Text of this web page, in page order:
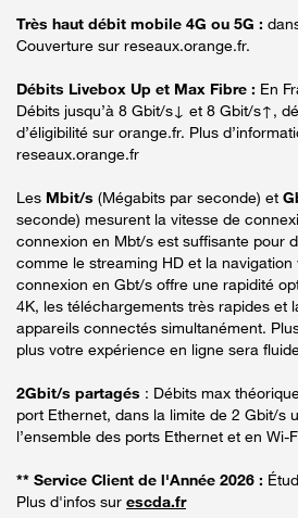
Très haut débit mobile 4G ou 5G :
Couverture sur reseaux.orange.fr.
Débits Livebox Up et Max Fibre : En
Débits jusqu’à 8 Gbit/s↓ et 8 Gbit/s↑,
d’éligibilité sur orange.fr. Plus
reseaux.orange.fr
Les Mbit/s (Mégabits par seconde) et
seconde) mesurent la vitesse de
connexion en Mbt/s est suffisante pour
comme le streaming HD et la
connexion en Gbt/s offre une rapidité
4K, les téléchargements très rapides et
appareils connectés simultanément.
plus votre expérience en ligne sera
2Gbit/s partagés : Débits max
port Ethernet, dans la limite de 2 Gbit/s
l’ensemble des ports Ethernet et en Wi-
** Service Client de l'Année 2026 :
Plus d'infos sur escda.fr